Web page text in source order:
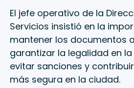
El jefe operativo de la
Servicios insistió en la
mantener los documentos
garantizar la legalidad en
evitar sanciones y
más segura en la ciudad.